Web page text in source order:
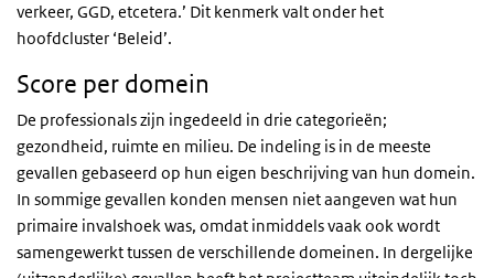
verkeer, GGD, etcetera.’ Dit kenmerk valt onder het
hoofdcluster ‘Beleid’.
Score per domein
De professionals zijn ingedeeld in drie categorieën;
gezondheid, ruimte en milieu. De indeling is in de meeste
gevallen gebaseerd op hun eigen beschrijving van hun domein.
In sommige gevallen konden mensen niet aangeven wat hun
primaire invalshoek was, omdat inmiddels vaak ook wordt
samengewerkt tussen de verschillende domeinen. In dergelijke